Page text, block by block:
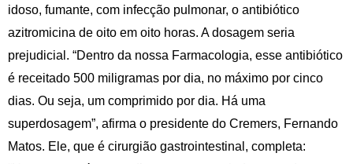
idoso, fumante, com infecção pulmonar, o antibiótico
azitromicina de oito em oito horas. A dosagem seria
prejudicial. “Dentro da nossa Farmacologia, esse antibiótico
é receitado 500 miligramas por dia, no máximo por cinco
dias. Ou seja, um comprimido por dia. Há uma
superdosagem”, afirma o presidente do Cremers, Fernando
Matos. Ele, que é cirurgião gastrointestinal, completa: